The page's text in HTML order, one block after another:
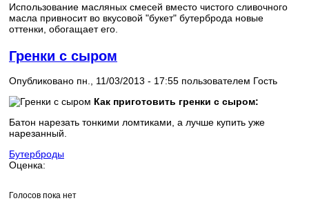
Использование масляных смесей вместо чистого сливочного
масла привносит во вкусовой "букет" бутерброда новые
оттенки, обогащает его.
Гренки с сыром
Опубликовано пн., 11/03/2013 - 17:55 пользователем Гость
Как приготовить гренки с сыром:
Батон нарезать тонкими ломтиками, а лучше купить уже
нарезанный.
Бутерброды
Оценка:
Голосов пока нет